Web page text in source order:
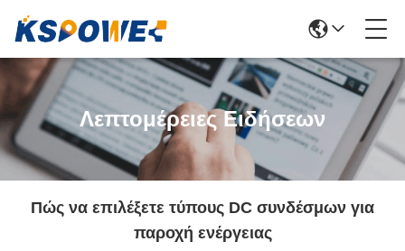
Λεπτομέρειες Ειδήσεων
Πώς να επιλέξετε τύπους DC συνδέσμων για
παροχή ενέργειας